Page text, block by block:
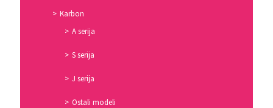
Karbon
A serija
S serija
J serija
Ostali modeli